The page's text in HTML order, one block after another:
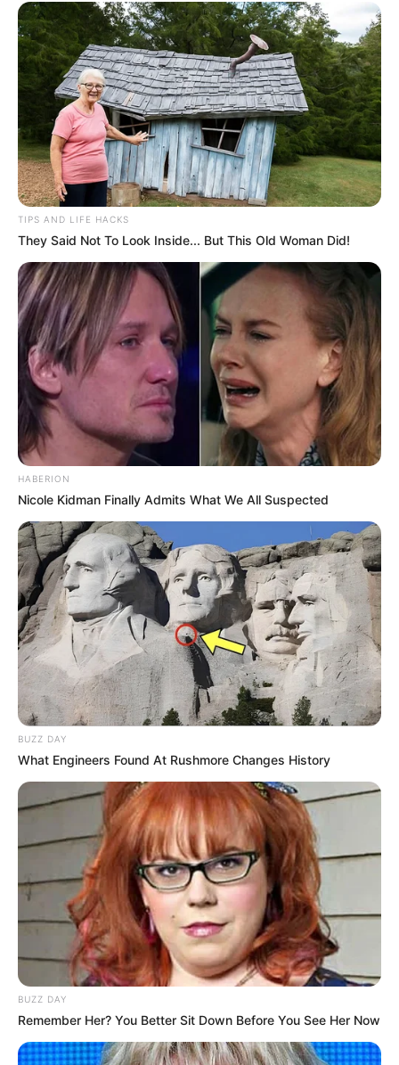
TIPS AND LIFE HACKS
They Said Not To Look Inside... But This Old Woman Did!
HABERION
Nicole Kidman Finally Admits What We All Suspected
BUZZ DAY
What Engineers Found At Rushmore Changes History
BUZZ DAY
Remember Her? You Better Sit Down Before You See Her Now